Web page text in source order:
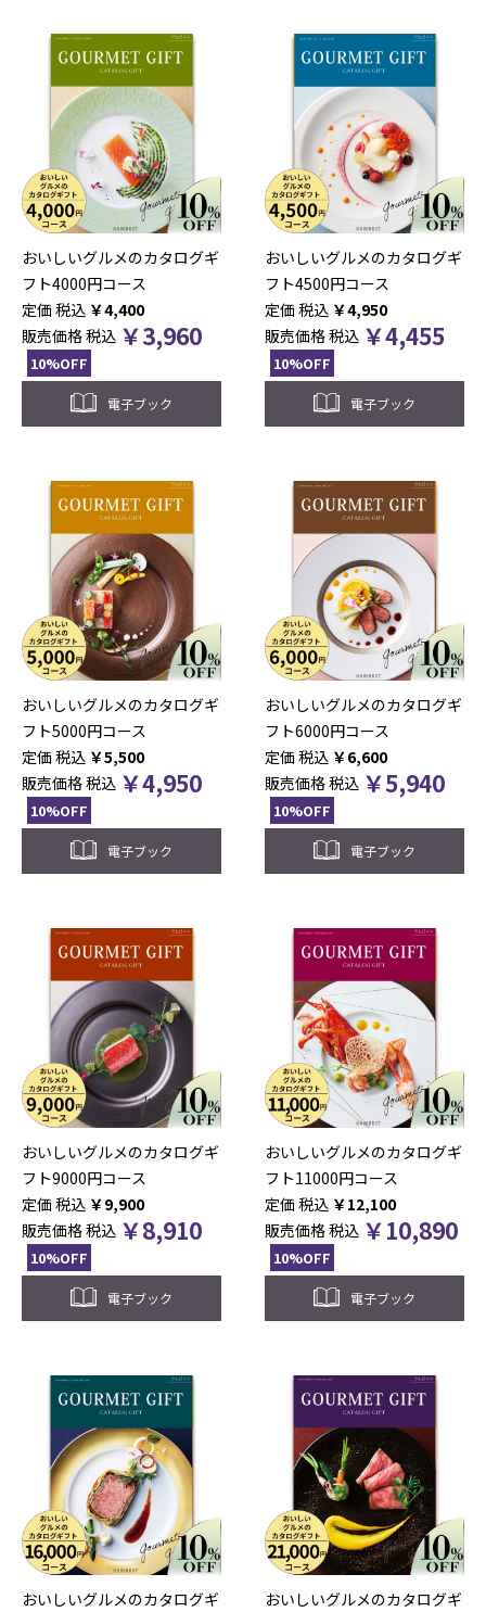
おいしいグルメのカタログギ
フト4000円コース
税込 ￥4,400
販売価格税込 ￥3,960
10%OFF
電子ブック
おいしいグルメのカタログギ
フト4500円コース
税込 ￥4,950
販売価格税込 ￥4,455
10%OFF
電子ブック
おいしいグルメのカタログギ
フト5000円コース
税込 ￥5,500
販売価格税込 ￥4,950
10%OFF
電子ブック
おいしいグルメのカタログギ
フト6000円コース
税込 ￥6,600
販売価格税込 ￥5,940
10%OFF
電子ブック
おいしいグルメのカタログギ
フト9000円コース
税込 ￥9,900
販売価格税込 ￥8,910
10%OFF
電子ブック
おいしいグルメのカタログギ
フト11000円コース
税込 ￥12,100
販売価格税込 ￥10,890
10%OFF
電子ブック
おいしいグルメのカタログギ
おいしいグルメのカタログギ